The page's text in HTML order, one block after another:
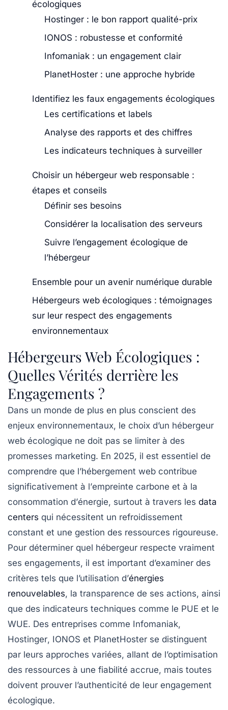
écologiques
Hostinger : le bon rapport qualité-prix
IONOS : robustesse et conformité
Infomaniak : un engagement clair
PlanetHoster : une approche hybride
Identifiez les faux engagements écologiques
Les certifications et labels
Analyse des rapports et des chiffres
Les indicateurs techniques à surveiller
Choisir un hébergeur web responsable :
étapes et conseils
Définir ses besoins
Considérer la localisation des serveurs
Suivre l’engagement écologique de
l’hébergeur
Ensemble pour un avenir numérique durable
Hébergeurs web écologiques : témoignages
sur leur respect des engagements
environnementaux
Hébergeurs Web Écologiques :
Quelles Vérités derrière les
Engagements ?
Dans un monde de plus en plus conscient des
enjeux environnementaux, le choix d’un hébergeur
web écologique ne doit pas se limiter à des
promesses marketing. En 2025, il est essentiel de
comprendre que l’hébergement web contribue
significativement à l’empreinte carbone et à la
consommation d’énergie, surtout à travers les data
centers qui nécessitent un refroidissement
constant et une gestion des ressources rigoureuse.
Pour déterminer quel hébergeur respecte vraiment
ses engagements, il est important d’examiner des
critères tels que l’utilisation d’énergies
renouvelables, la transparence de ses actions, ainsi
que des indicateurs techniques comme le PUE et le
WUE. Des entreprises comme Infomaniak,
Hostinger, IONOS et PlanetHoster se distinguent
par leurs approches variées, allant de l’optimisation
des ressources à une fiabilité accrue, mais toutes
doivent prouver l’authenticité de leur engagement
écologique.